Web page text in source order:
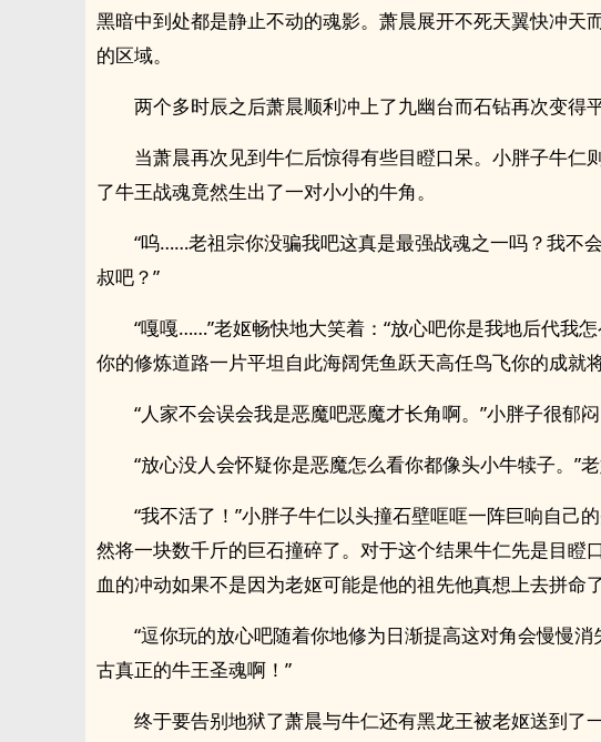
黑暗中到处都是静止不动的魂影。萧晨展开不死天翼快冲天
的区域。
两个多时辰之后萧晨顺利冲上了九幽台而石钻再次变得平
当萧晨再次见到牛仁后惊得有些目瞪口呆。小胖子牛仁
了牛王战魂竟然生出了一对小小的牛角。
“呜……老祖宗你没骗我吧这真是最强战魂之一吗？我不
叔吧？”
“嘎嘎……”老妪畅快地大笑着：“放心吧你是我地后代我
你的修炼道路一片平坦自此海阔凭鱼跃天高任鸟飞你的成就
“人家不会误会我是恶魔吧恶魔才长角啊。”小胖子很郁闷
“放心没人会怀疑你是恶魔怎么看你都像头小牛犊子。”老
“我不活了！”小胖子牛仁以头撞石壁哐哐一阵巨响自己
然将一块数千斤的巨石撞碎了。对于这个结果牛仁先是目瞪
血的冲动如果不是因为老妪可能是他的祖先他真想上去拼命了
“逗你玩的放心吧随着你地修为日渐提高这对角会慢慢
古真正的牛王圣魂啊！”
终于要告别地狱了萧晨与牛仁还有黑龙王被老妪送到了